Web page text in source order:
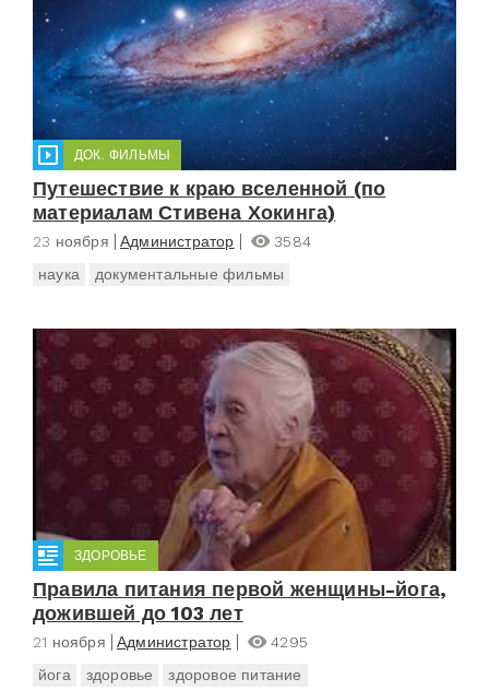
ДОК. ФИЛЬМЫ
Путешествие к краю вселенной (по
материалам Стивена Хокинга)
23 ноября Администратор
3584
наука
документальные фильмы
ЗДОРОВЬЕ
Правила питания первой женщины-йога,
дожившей до 103 лет
21 ноября Администратор
4295
йога
здоровье здоровое питание